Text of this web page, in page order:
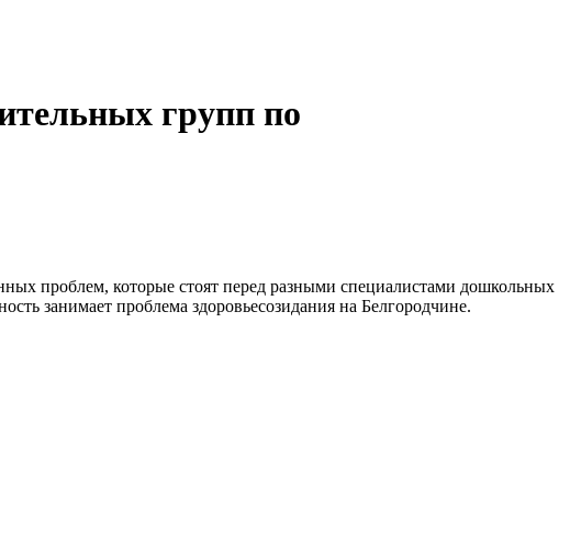
групп по
проблем, которые стоят перед разными специалистами дошкольных
занимает проблема здоровьесозидания на Белгородчине.